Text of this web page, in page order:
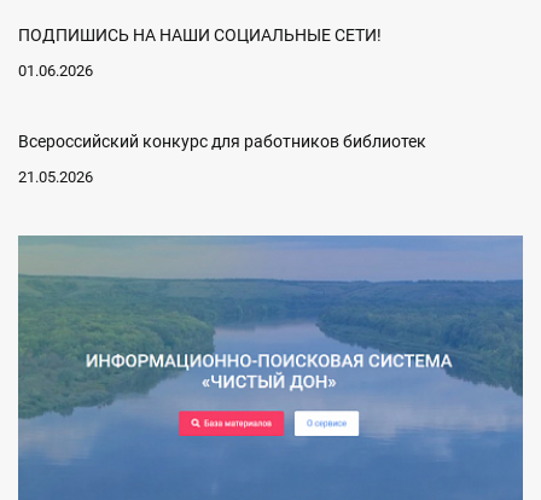
ПОДПИШИСЬ НА НАШИ СОЦИАЛЬНЫЕ СЕТИ!
01.06.2026
Всероссийский конкурс для работников библиотек
21.05.2026